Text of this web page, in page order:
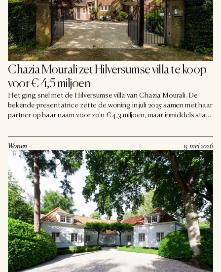
Chazia Mourali zet Hilversumse villa te koop
voor € 4,5 miljoen
Het ging snel met de Hilversumse villa van Chazia Mourali. De
bekende presentatrice zette de woning in juli 2025 samen met haar
partner op haar naam voor zo'n € 4,3 miljoen, maar inmiddels staat
miljoen. Mocht dat bedrag worden gehaald, dan komt een winst
van twee ton in zicht, en dat na nog geen jaar.
Wonen 15 mei 2026